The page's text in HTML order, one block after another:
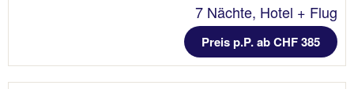
7 Nächte, Hotel + Flug
Preis p.P. ab CHF 385